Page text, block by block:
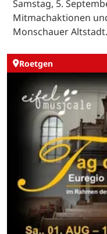
Samstag, 5.
Mitmachaktionen
Monschauer Altstadt.
Roetgen